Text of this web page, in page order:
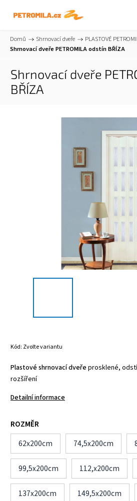
Domů / Shrnovací dveře / PLASTOVÉ
Shrnovací dveře PETROMILA odstín BŘÍZA
Shrnovací dveře
BŘÍZA
Kód: Zvolte variantu
Plastové shrnovací dveře prosklené,
rozšíření
Detailní informace
ROZMĚR
62x200cm
74,5x200cm
99,5x200cm 112,x200cm
137x200cm 149,5x200cm